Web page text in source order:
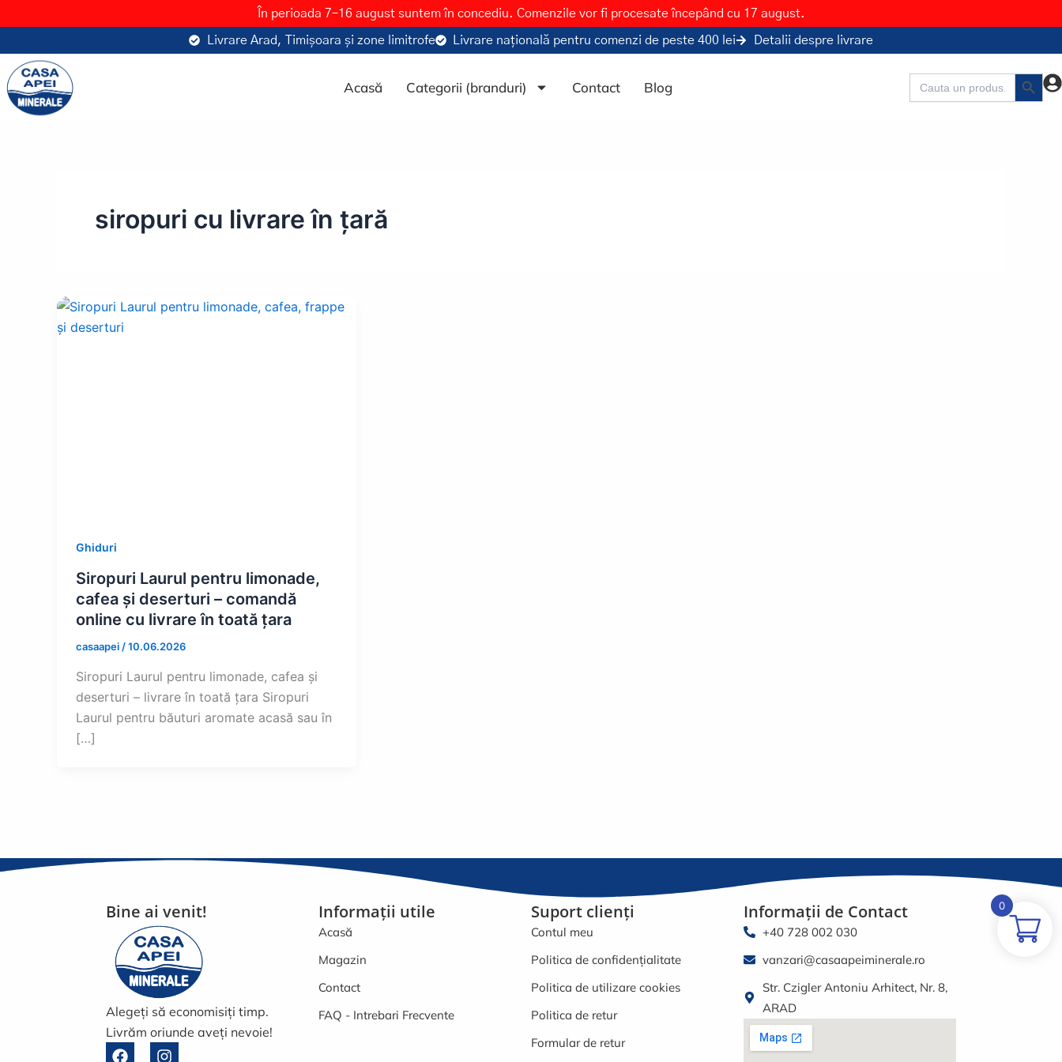
to
content
În perioada 7–16 august suntem în concediu. Comenzile vor fi procesate începând cu 17 august.
Livrare Arad, Timișoara și zone limitrofe Livrare națională pentru comenzi de peste 400 lei Detalii despre livrare
Acasă Categorii (branduri) Contact Blog
Search
for:
Search Button
siropuri cu livrare în țară
Ghiduri
Siropuri Laurul pentru limonade,
cafea și deserturi – comandă
online cu livrare în toată țara
casaapei /10.06.2026
Siropuri Laurul pentru limonade, cafea și
deserturi – livrare în toată țara Siropuri
Laurul pentru băuturi aromate acasă sau în
[…]
Bine ai venit!
Alegeți să economisiți timp.
Livrăm oriunde aveți nevoie!
F
I
Informații utile
Acasă
Magazin
Contact
FAQ - Intrebari Frecvente
Suport clienți
Contul meu
Politica de confidențialitate
Politica de utilizare cookies
Politica de retur
Formular de retur
Informații de Contact
+40 728 002 030
vanzari@casaapeiminerale.ro
Str. Czigler Antoniu Arhitect, Nr. 8,
ARAD
0